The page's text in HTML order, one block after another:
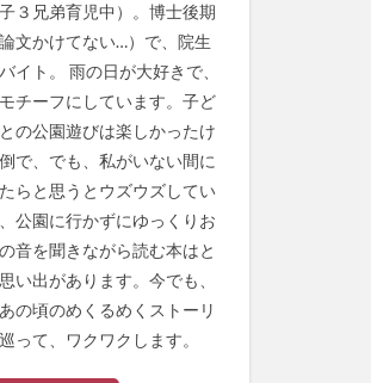
３兄弟育児中）。博士後期
文かけてない…）で、院生
イト。 雨の日が大好きで、
チーフにしています。子ど
の公園遊びは楽しかったけ
で、でも、私がいない間に
らと思うとウズウズしてい
公園に行かずにゆっくりお
音を聞きながら読む本はと
い出があります。今でも、
の頃のめくるめくストーリ
って、ワクワクします。